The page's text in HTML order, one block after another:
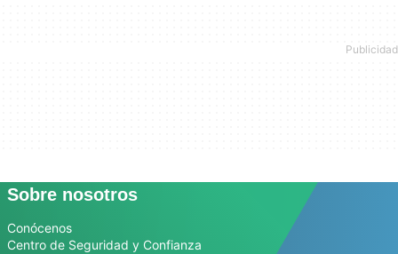
Sobre nosotros
Conócenos
Centro de Seguridad y Confianza